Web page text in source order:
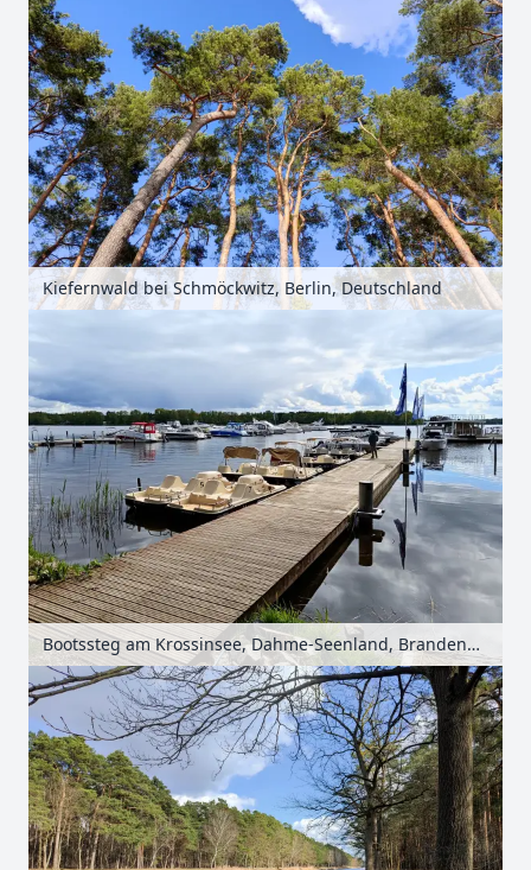
Kiefernwald bei Schmöckwitz, Berlin, Deutschland
Bootssteg am Krossinsee, Dahme-Seenland, Brandenburg, Deutschland